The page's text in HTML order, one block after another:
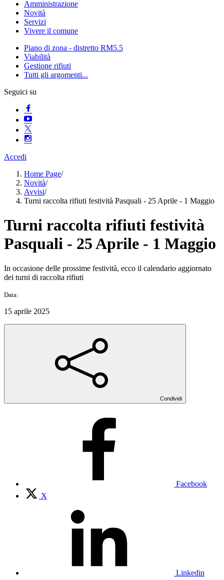
Amministrazione
Novità
Servizi
Vivere il comune
Piano di zona - distretto RM5.5
Viabilità
Gestione rifiuti
Tutti gli argomenti...
Seguici su
Accedi
Home Page/
Novità/
Avvisi/
Turni raccolta rifiuti festività Pasquali - 25 Aprile - 1 Maggio
Turni raccolta rifiuti festività
Pasquali - 25 Aprile - 1 Maggio
In occasione delle prossime festività, ecco il calendario aggiornato
dei turni di raccolta rifiuti
Data:
15 aprile 2025
Condividi
Facebook
X
Linkedin